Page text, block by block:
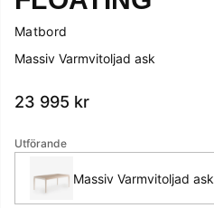
Matbord
Massiv Varmvitoljad ask
23 995 kr
Utförande
Massiv Varmvitoljad ask